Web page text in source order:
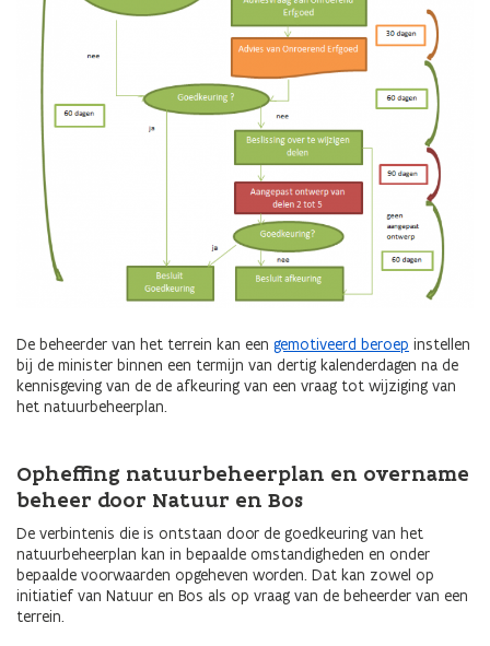
De beheerder van het terrein kan een gemotiveerd beroep instellen
bij de minister binnen een termijn van dertig kalenderdagen na de
kennisgeving van de de afkeuring van een vraag tot wijziging van
het natuurbeheerplan.
Opheffing natuurbeheerplan en overname
beheer door Natuur en Bos
De verbintenis die is ontstaan door de goedkeuring van het
natuurbeheerplan kan in bepaalde omstandigheden en onder
bepaalde voorwaarden opgeheven worden. Dat kan zowel op
initiatief van Natuur en Bos als op vraag van de beheerder van een
terrein.